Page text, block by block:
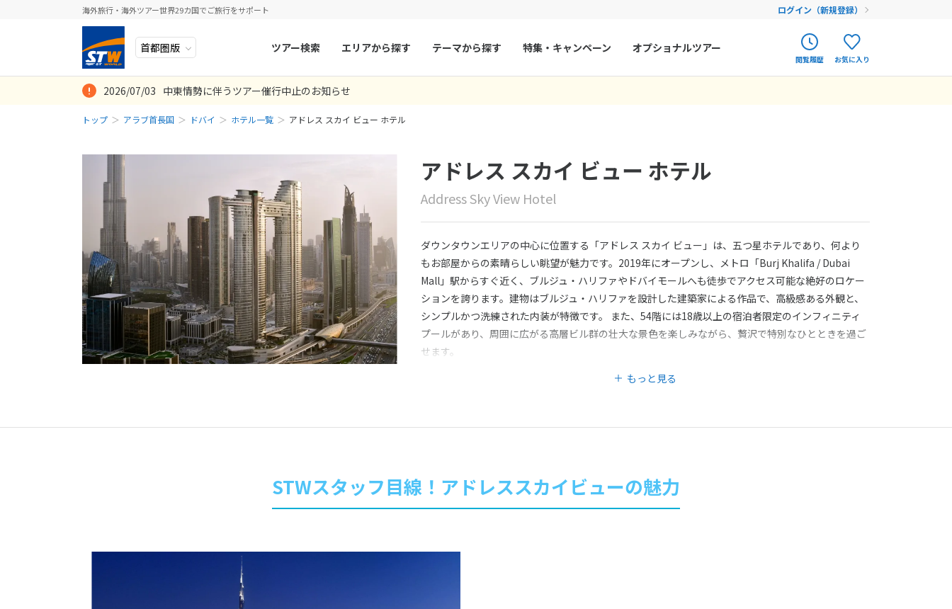
海外旅行・海外ツアー世界29カ国でご旅行をサポート ログイン（新規登録）
ツアー検索 エリアから探す
ヨーロッパ
中近東・トルコ
ロシア・中央アジア
アメリカ・カナダ
中南米・カリブ海
モルディブ・他インド洋
太平洋地域
オセアニア
ハワイ
イタリア
ドイツ
ベルギー
スイス
チェコ オーストリア
ハンガリー
ポーランド
スロヴァキア アイスランド
スウェーデン
ラトビア
リトアニア ギリシャ
クロアチア
スロヴェニア
モンテネグロ ブルガリア
ルーマニア
北マケドニア
ボスニア・ヘルツェゴビナ セルビア フェロー諸島
テーマから探す
人気のテーマ
お得な旅
秋旅
年末年始
特集・キャンペーン オプショナルツアー
閲覧履歴
まだ履歴がありません
お気に入り
まだ登録がありません
2026/07/03 中東情勢に伴うツアー催行中止のお知らせ
トップ アラブ首長国 ドバイ ホテル一覧 アドレス スカイ ビュー ホテル
アドレス スカイ ビュー ホテル
Address Sky View Hotel
ダウンタウンエリアの中心に位置する「アドレス スカイ ビュー」は、五つ星ホテルであり、何より
もお部屋からの素晴らしい眺望が魅力です。2019年にオープンし、メトロ「Burj Khalifa / Dubai
Mall」駅からすぐ近く、ブルジュ・ハリファやドバイモールへも徒歩でアクセス可能な絶好のロケー
ションを誇ります。建物はブルジュ・ハリファを設計した建築家による作品で、高級感ある外観と、
シンプルかつ洗練された内装が特徴です。 また、54階には18歳以上の宿泊者限定のインフィニティ
プールがあり、周囲に広がる高層ビル群の壮大な景色を楽しみながら、贅沢で特別なひとときを過ご
せます。
もっと見る
STWスタッフ目線！アドレススカイビューの魅力